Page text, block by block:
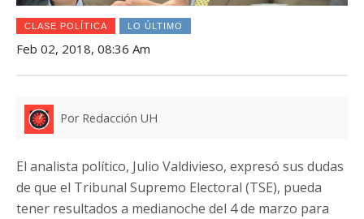
CLASE POLÍTICA LO ÚLTIMO
Feb 02, 2018, 08:36 Am
Por Redacción UH
El analista político, Julio Valdivieso, expresó sus dudas
de que el Tribunal Supremo Electoral (TSE), pueda
tener resultados a medianoche del 4 de marzo para